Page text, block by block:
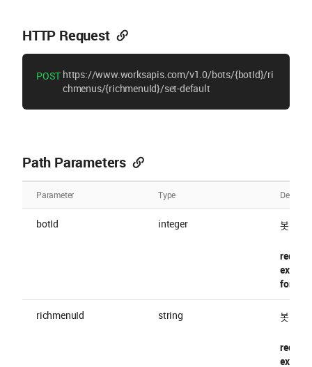
HTTP Request
POST https://www.worksapis.com/v1.0/bots/{botId}/ri
chmenus/{richmenuId}/set-default
Path Parameters
Parameter Type
botId integer 봇 ID
format
richmenuId string 봇 리치